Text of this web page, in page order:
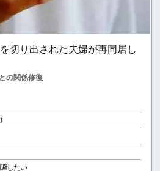
切り出された夫婦が再同居し
の関係修復
したい